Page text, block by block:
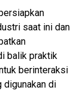
saat ini dan
balik praktik
berinteraksi
digunakan di